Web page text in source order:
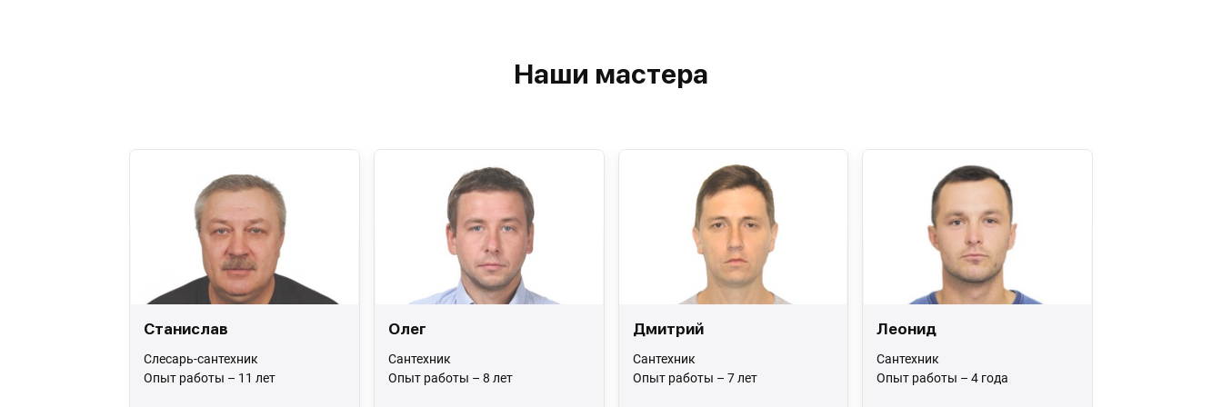
Наши мастера
Станислав
Слесарь-сантехник
Опыт работы – 11 лет
Олег
Сантехник
Опыт работы – 8 лет
Дмитрий
Сантехник
Опыт работы – 7 лет
Леонид
Сантехник
Опыт работы – 4 года